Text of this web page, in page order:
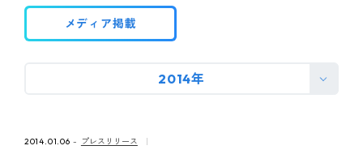
採用情報
ピンマーク
メディア掲載
2014年
2014.01.06 プレスリリース